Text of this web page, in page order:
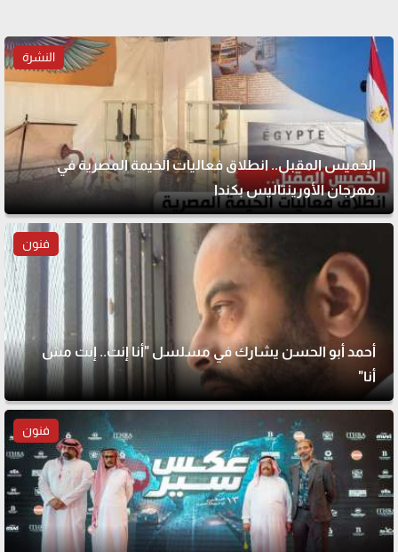
النشرة
الخميس المقبل.. انطلاق فعاليات الخيمة المصرية في
مهرجان الأورينتاليس بكندا
فنون
أحمد أبو الحسن يشارك في مسلسل "أنا إنت.. إنت مش
أنا"
فنون